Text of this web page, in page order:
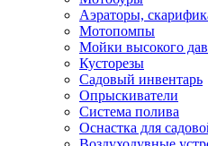
Аэраторы,
Мотопомпы
Мойки высокого
Кусторезы
Садовый инвентарь
Опрыскиватели
Система полива
Оснастка для